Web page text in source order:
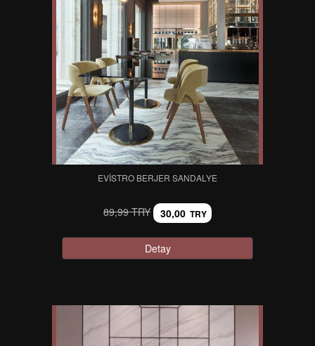
EVISTRO BERJER SANDALYE
89,99 TRY 30,00 TRY
Detay